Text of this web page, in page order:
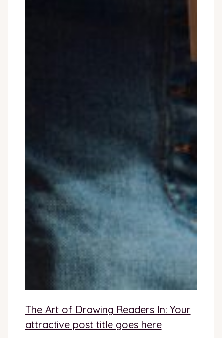
The Art of Drawing Readers In: Your
attractive post title goes here